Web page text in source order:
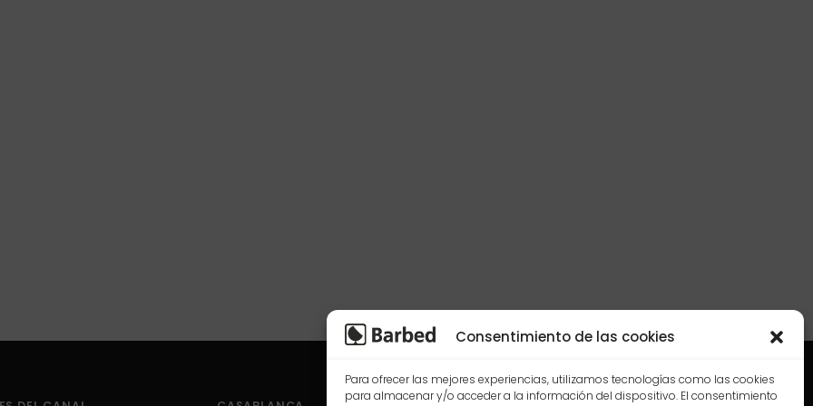
Consentimiento de las cookies
Para ofrecer las mejores experiencias, utilizamos tecnologías como las cookies
para almacenar y/o acceder a la información del dispositivo. El consentimiento